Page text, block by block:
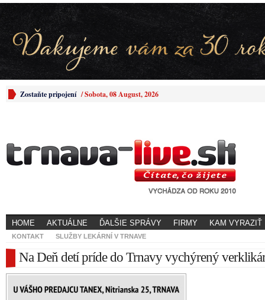
Zostaňte pripojení /Sobota, 08 August, 2026
HOME AKTUÁLNE ĎALŠIE SPRÁVY FIRMY KAM VYRAZIŤ
KONTAKT SLUŽBY LEKÁRNÍ V TRNAVE
Na Deň detí príde do Trnavy vychýrený